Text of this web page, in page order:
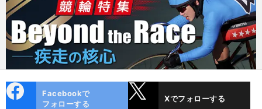
ok
Facebookで
フォローする
Xでフォローする